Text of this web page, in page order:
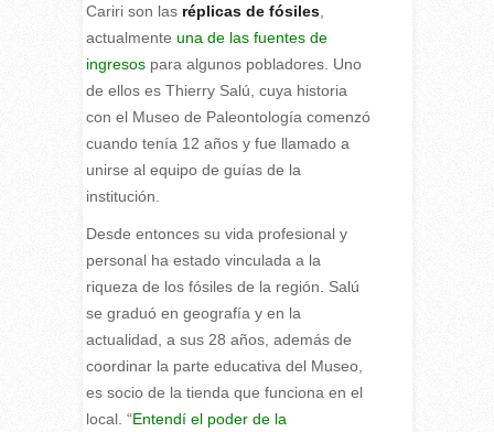
Cariri son las réplicas de fósiles,
actualmente una de las fuentes de
ingresospara algunos pobladores. Uno
de ellos es Thierry Salú, cuya historia
con el Museo de Paleontología comenzó
cuando tenía 12 años y fue llamado a
unirse al equipo de guías de la
institución.
Desde entonces su vida profesional y
personal ha estado vinculada a la
riqueza de los fósiles de la región. Salú
se graduó en geografía y en la
actualidad, a sus 28 años, además de
coordinar la parte educativa del Museo,
es socio de la tienda que funciona en el
local. “Entendí el poder de la